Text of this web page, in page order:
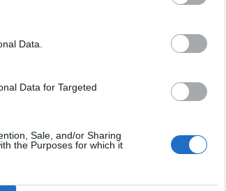
Data.
Data for Targeted
Sale, and/or Sharing
the Purposes for which it
Cudi
nimissä